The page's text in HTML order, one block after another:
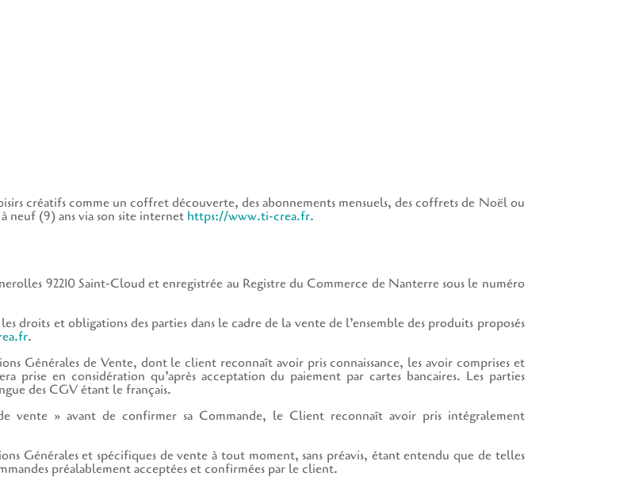
créatifs comme un coffret découverte, des abonnements mensuels, des coffrets de Noël ou
neuf (9) ans via son site internet https://www.ti-crea.fr.
92210 Saint-Cloud et enregistrée au Registre du Commerce de Nanterre sous le numéro
droits et obligations des parties dans le cadre de la vente de l’ensemble des produits proposés
.
Générales de Vente, dont le client reconnaît avoir pris connaissance, les avoir comprises et
prise en considération qu’après acceptation du paiement par cartes bancaires. Les parties
des CGV étant le français.
vente » avant de confirmer sa Commande, le Client reconnaît avoir pris intégralement
Générales et spécifiques de vente à tout moment, sans préavis, étant entendu que de telles
préalablement acceptées et confirmées par le client.